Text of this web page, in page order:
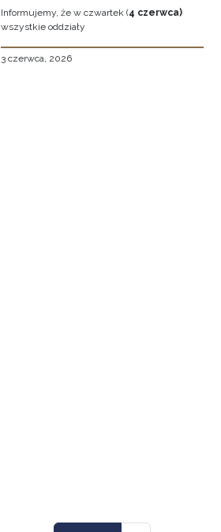
Informujemy, że w czwartek (4 czerwca)
wszystkie oddziały
3 czerwca, 2026